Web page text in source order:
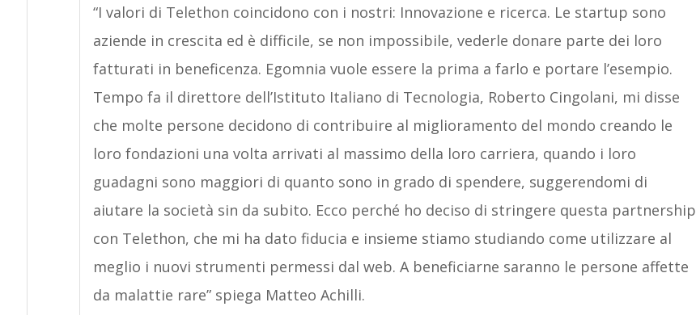
“I valori di Telethon coincidono con i nostri: Innovazione e ricerca. Le startup sono
aziende in crescita ed è difficile, se non impossibile, vederle donare parte dei loro
fatturati in beneficenza. Egomnia vuole essere la prima a farlo e portare l’esempio.
Tempo fa il direttore dell’Istituto Italiano di Tecnologia, Roberto Cingolani, mi disse
che molte persone decidono di contribuire al miglioramento del mondo creando le
loro fondazioni una volta arrivati al massimo della loro carriera, quando i loro
guadagni sono maggiori di quanto sono in grado di spendere, suggerendomi di
aiutare la società sin da subito. Ecco perché ho deciso di stringere questa partnership
con Telethon, che mi ha dato fiducia e insieme stiamo studiando come utilizzare al
meglio i nuovi strumenti permessi dal web. A beneficiarne saranno le persone affette
da malattie rare” spiega Matteo Achilli.